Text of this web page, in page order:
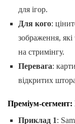
для ігор.
Для кого:
зображення,
на стримінгу.
Перевага:
відкритих
Преміум-сегмент:
Приклад 1: